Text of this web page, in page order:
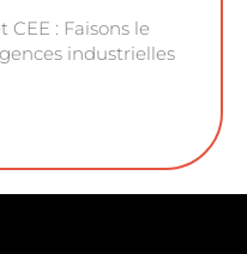
CEE : Faisons le
industrielles